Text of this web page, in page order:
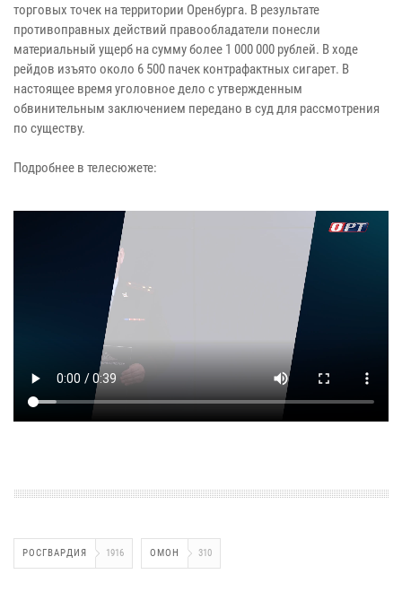
торговых точек на территории Оренбурга. В результате
противоправных действий правообладатели понесли
материальный ущерб на сумму более 1 000 000 рублей. В ходе
рейдов изъято около 6 500 пачек контрафактных сигарет. В
настоящее время уголовное дело с утвержденным
обвинительным заключением передано в суд для рассмотрения
по существу.
Подробнее в телесюжете:
РОСГВАРДИЯ 1916 ОМОН 310